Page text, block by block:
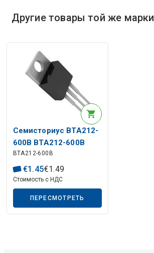
Описание искусственного интеллекта
Другие товары той же марки
Семисториус BTA212-
600B BTA212-600B
BTA212-600B
€1 .45€1.49
Стоимость с НДС
ПЕРЕСМОТРЕТЬ